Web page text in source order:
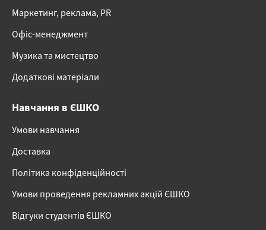
Маркетинг, реклама, PR
Офіс-менеджмент
Музика та мистецтво
Додаткові матеріали
Навчання в ЄШКО
Умови навчання
Доставка
Політика конфіденційності
Умови проведення рекламних акцій ЄШКО
Відгуки студентів ЄШКО